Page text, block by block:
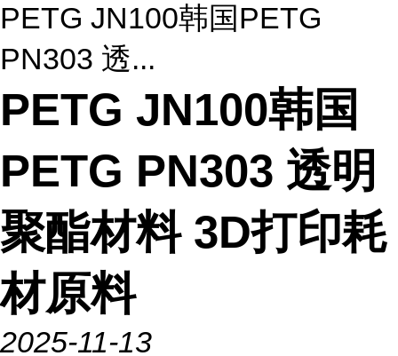
PETG JN100韩国PETG
PN303 透...
PETG JN100韩国
PETG PN303 透明
聚酯材料 3D打印耗
材原料
2025-11-13